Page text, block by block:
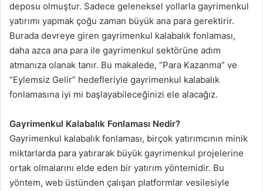
deposu olmuştur. Sadece geleneksel yollarla gayrimenkul
yatırımı yapmak çoğu zaman büyük ana para gerektirir.
Burada devreye giren gayrimenkul kalabalık fonlaması,
daha azca ana para ile gayrimenkul sektörüne adım
atmanıza olanak tanır. Bu makalede, “Para Kazanma” ve
“Eylemsiz Gelir” hedefleriyle gayrimenkul kalabalık
fonlamasına iyi mi başlayabileceğinizi ele alacağız.
Gayrimenkul Kalabalık Fonlaması Nedir?
Gayrimenkul kalabalık fonlaması, birçok yatırımcının minik
miktarlarda para yatırarak büyük gayrimenkul projelerine
ortak olmalarını elde eden bir yatırım yöntemidir. Bu
yöntem, web üstünden çalışan platformlar vesilesiyle